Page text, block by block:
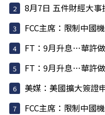
8月7日 五件財經大事
FCC主席：限制中國
FT：9月升息…華許做好
FT：9月升息…華許做好
美媒：美國擴大簽
FCC主席：限制中國